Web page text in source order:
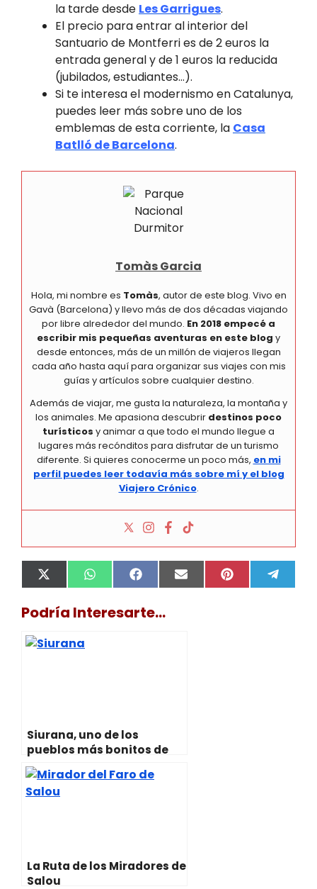
la tarde desde Les Garrigues.
El precio para entrar al interior del
Santuario de Montferri es de 2 euros la
entrada general y de 1 euros la reducida
(jubilados, estudiantes…).
Si te interesa el modernismo en Catalunya,
puedes leer más sobre uno de los
emblemas de esta corriente, la Casa
Batlló de Barcelona.
Tomàs Garcia
Hola, mi nombre es Tomàs, autor de este blog. Vivo en
Gavà (Barcelona) y llevo más de dos décadas viajando
por libre alrededor del mundo. En 2018 empecé a
escribir mis pequeñas aventuras en este blog y
desde entonces, más de un millón de viajeros llegan
cada año hasta aquí para organizar sus viajes con mis
guías y artículos sobre cualquier destino.
Además de viajar, me gusta la naturaleza, la montaña y
los animales. Me apasiona descubrir destinos poco
turísticos y animar a que todo el mundo llegue a
lugares más recónditos para disfrutar de un turismo
diferente. Si quieres conocerme un poco más, en mi
perfil puedes leer todavía más sobre mí y el blog
Viajero Crónico.
Compartir
en
X
(
w
t
Compartir
en
W
h
t
Compartir
en
F
a
e
Compartir
en
E
m
Compartir
en
P
i en
e
Podría Interesarte...
Siurana, uno de los
pueblos más bonitos de
Cataluña
La Ruta de los Miradores de
Salou